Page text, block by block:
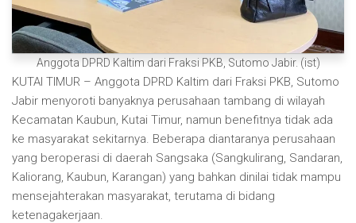
Anggota DPRD Kaltim dari Fraksi PKB, Sutomo Jabir. (ist)
KUTAI TIMUR – Anggota DPRD Kaltim dari Fraksi PKB, Sutomo
Jabir menyoroti banyaknya perusahaan tambang di wilayah
Kecamatan Kaubun, Kutai Timur, namun benefitnya tidak ada
ke masyarakat sekitarnya. Beberapa diantaranya perusahaan
yang beroperasi di daerah Sangsaka (Sangkulirang, Sandaran,
Kaliorang, Kaubun, Karangan) yang bahkan dinilai tidak mampu
mensejahterakan masyarakat, terutama di bidang
ketenagakerjaan.